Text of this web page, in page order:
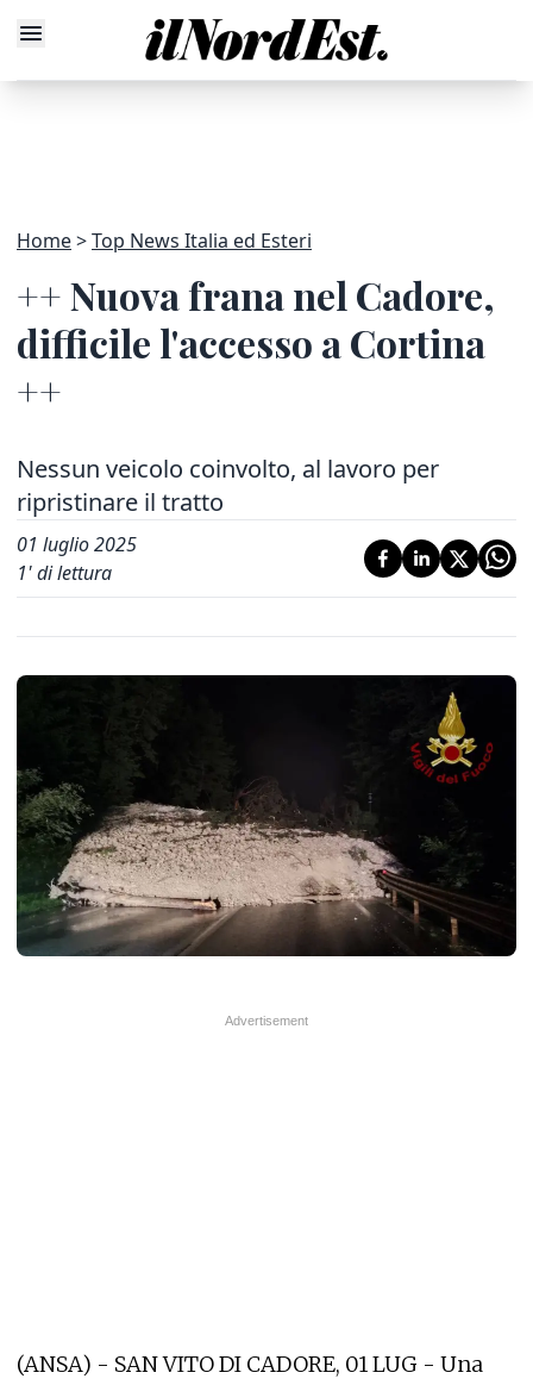
Home Top News Italia ed Esteri
++ Nuova frana nel Cadore,
difficile l'accesso a Cortina
++
Nessun veicolo coinvolto, al lavoro per
ripristinare il tratto
01 luglio 2025
1' di lettura
(ANSA) - SAN VITO DI CADORE, 01 LUG - Una